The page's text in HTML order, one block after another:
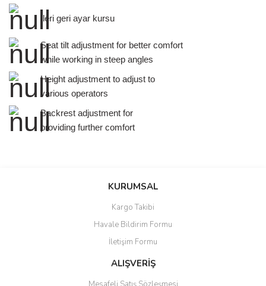
İleri geri ayar kursu
Seat tilt adjustment for better comfort
while working in steep angles
Height adjustment to adjust to
various operators
Backrest adjustment for
providing further comfort
Bu ürüne ilk yorumu siz yapın!
Ürün resmi kalitesiz, bozuk veya görüntülenemiyor.
Ürün açıklamasında eksik bilgiler bulunuyor.
Ürün bilgilerinde hatalar bulunuyor.
KURUMSAL
Kargo Takibi
Havale Bildirim Formu
İletişim Formu
ALIŞVERİŞ